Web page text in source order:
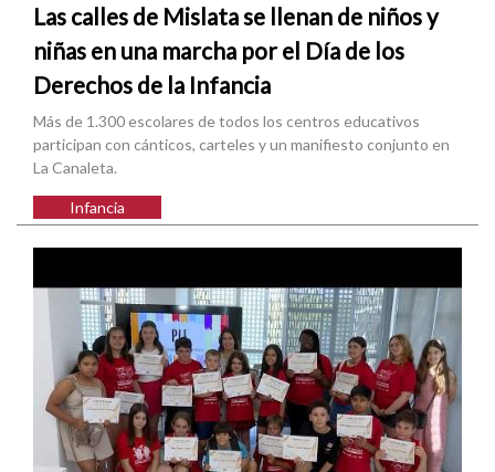
Las calles de Mislata se llenan de niños y
niñas en una marcha por el Día de los
Derechos de la Infancia
Más de 1.300 escolares de todos los centros educativos
participan con cánticos, carteles y un manifiesto conjunto en
La Canaleta.
Infancia